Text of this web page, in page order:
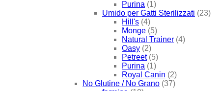
Purina (1)
Umido per Gatti Sterilizzati (23)
Hill's (4)
Monge (5)
Natural Trainer (4)
Oasy (2)
Petreet (5)
Purina (1)
Royal Canin (2)
No Glutine / No Grano (37)